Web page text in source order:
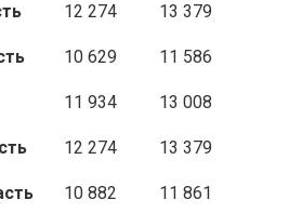
12 274 13 379
10 629 11 586
11 934 13 008
12 274 13 379
10 882 11 861